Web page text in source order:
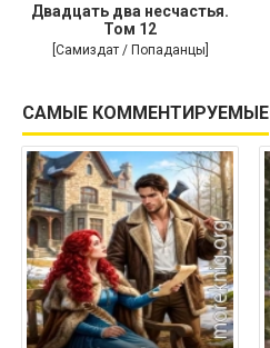
Двадцать два несчастья.
Том 12
[Самиздат / Попаданцы]
САМЫЕ КОММЕНТИРУЕМЫЕ